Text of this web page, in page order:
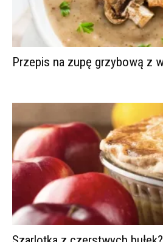
Przepis na zupę grzybową z